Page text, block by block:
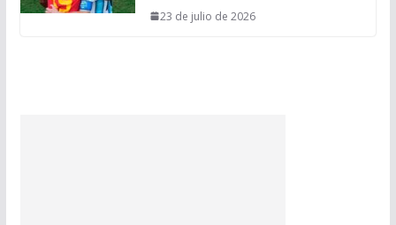
23 de julio de 2026